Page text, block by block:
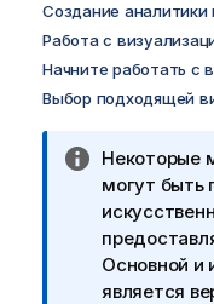
Создание аналитики
Работа с
Начните работать с
Выбор подходящей
Некоторые
могут быть
Основной и
является